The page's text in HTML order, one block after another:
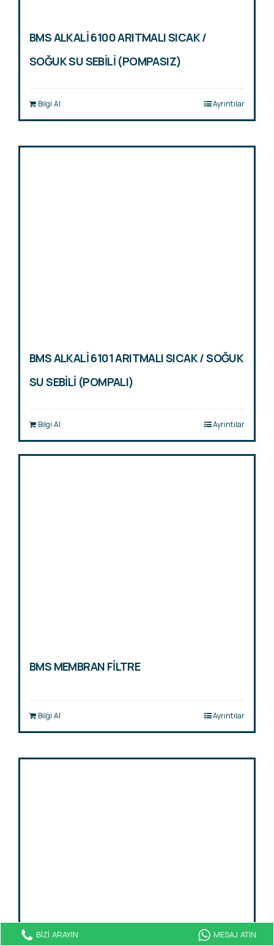
BMS ALKALİ 6100 ARITMALI SICAK /
SOĞUK SU SEBİLİ (POMPASIZ)
Bilgi Al Ayrıntılar
BMS ALKALİ 6101 ARITMALI SICAK / SOĞUK
SU SEBİLİ (POMPALI)
Bilgi Al Ayrıntılar
BMS MEMBRAN FİLTRE
Bilgi Al Ayrıntılar
BİZİ ARAYIN MESAJ ATIN